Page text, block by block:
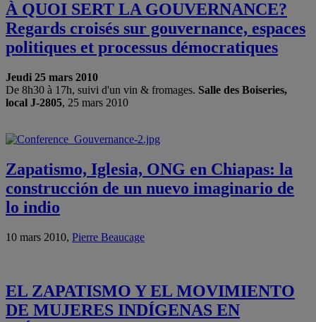
À QUOI SERT LA GOUVERNANCE?
Regards croisés sur gouvernance, espaces
politiques et processus démocratiques
Jeudi 25 mars 2010
De 8h30 à 17h, suivi d'un vin & fromages. Salle des Boiseries,
local J-2805, 25 mars 2010
Zapatismo, Iglesia, ONG en Chiapas: la
construcción de un nuevo imaginario de
lo indio
10 mars 2010, Pierre Beaucage
EL ZAPATISMO Y EL MOVIMIENTO
DE MUJERES INDÍGENAS EN